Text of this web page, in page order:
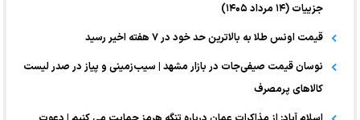
جزییات (۱۴ مرداد ۱۴۰۵)
قیمت اونس طلا به بالاترین حد خود در ۷ هفته اخیر رسید
نوسان قیمت صیفی‌جات در بازار مشهد | سیب‌زمینی و پیاز در صدر لیست
کالا‌های پرمصرف